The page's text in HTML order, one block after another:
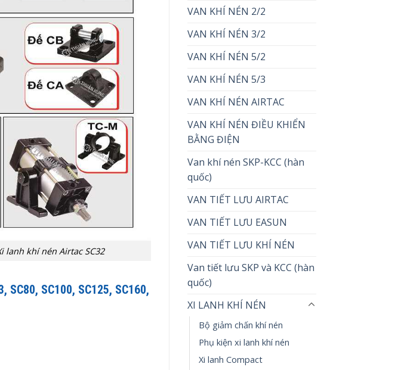
lanh khí nén Airtac SC32
SC100, SC125, SC160,
VAN KHÍ NÉN 2/2
VAN KHÍ NÉN 3/2
VAN KHÍ NÉN 5/2
VAN KHÍ NÉN 5/3
VAN KHÍ NÉN AIRTAC
VAN KHÍ NÉN ĐIỀU KHIỂN
BẰNG ĐIỆN
Van khí nén SKP-KCC (hàn
quốc)
VAN TIẾT LƯU AIRTAC
VAN TIẾT LƯU EASUN
VAN TIẾT LƯU KHÍ NÉN
Van tiết lưu SKP và KCC (hàn
quốc)
XI LANH KHÍ NÉN
Bộ giảm chấn khí nén
Phụ kiện xi lanh khí nén
Xi lanh Compact